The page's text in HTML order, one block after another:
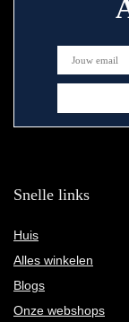
Snelle links
Huis
Alles winkelen
Blogs
Onze webshops